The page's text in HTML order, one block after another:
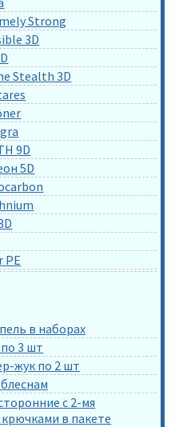
Strong
3D
Stealth 3D
9D
5D
PE
в наборах
3 шт
жук по 2 шт
с 2-мя
в пакете